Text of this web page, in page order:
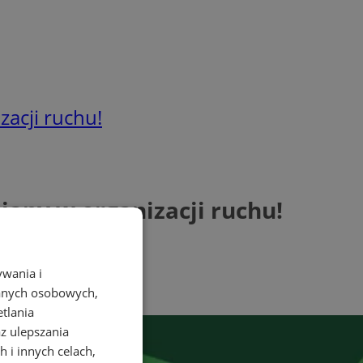
ruchu!
w organizacji ruchu!
i
osobowych,
ulepszania
i innych celach,